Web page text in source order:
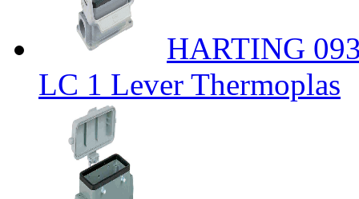
HARTING
LC 1 Lever Thermoplas